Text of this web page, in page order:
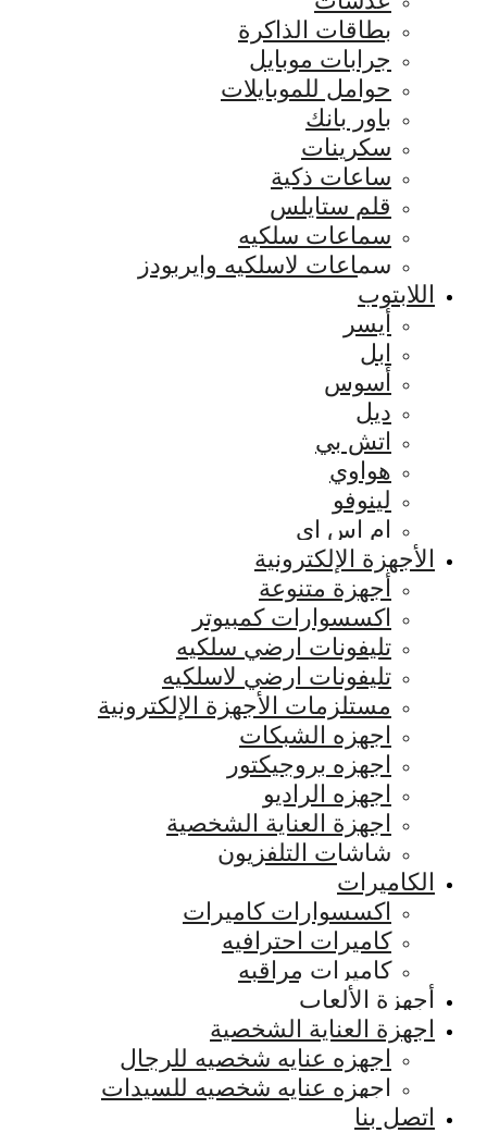
بطاقات الذاكرة
جرابات موبايل
حوامل للموبايلات
باور بانك
سكرينات
ساعات ذكية
قلم ستايلس
سماعات سلكيه
سماعات لاسلكيه وايربودز
اللابتوب
أيسر
ابل
أسوس
ديل
اتش بي
هواوي
لينوفو
ام اس اي
الأجهزة الإلكترونية
أجهزة متنوعة
اكسسوارات كمبيوتر
تليفونات ارضي سلكيه
تليفونات ارضي لاسلكيه
مستلزمات الأجهزة الإلكترونية
اجهزه الشبكات
اجهزه بروجيكتور
اجهزه الراديو
اجهزة العناية الشخصية
شاشات التلفزيون
الكاميرات
اكسسوارات كاميرات
كاميرات احترافيه
كاميرات مراقبه
أجهزة الألعاب
اجهزة العناية الشخصية
اجهزه عنايه شخصيه للرجال
اجهزه عنايه شخصيه للسيدات
اتصل بنا